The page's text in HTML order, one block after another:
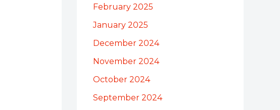
February 2025
January 2025
December 2024
November 2024
October 2024
September 2024